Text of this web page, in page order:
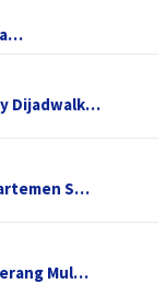
Dijadwalk…
S…
Mul…